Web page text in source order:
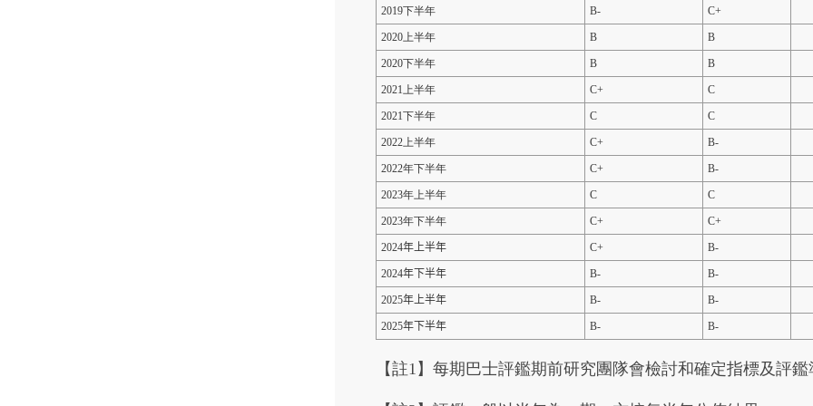
2019下半年 B- C+
2020上半年 B B
2020下半年 B B
2021上半年 C+ C
2021下半年 C C
2022上半年 C+ B-
2022年下半年 C+ B-
2023年上半年 C C
2023年下半年 C+ C+
2024年上半年 C+ B-
2024年下半年 B- B-
2025年上半年 B- B-
2025年下半年 B- B-
【註1】每期巴士評鑑期前研究團隊會檢討和確定指標及評